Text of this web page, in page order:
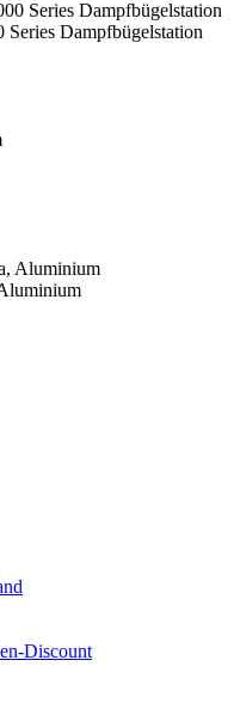
Series Dampfbügelstation
Discount